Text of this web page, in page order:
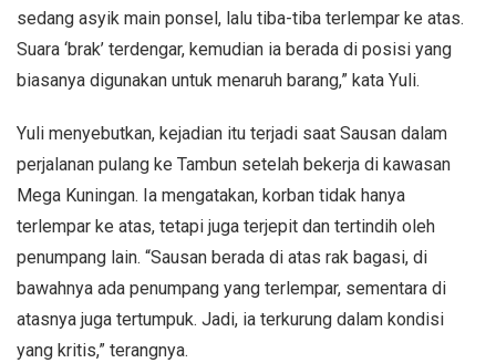
sedang asyik main ponsel, lalu tiba-tiba terlempar ke atas.
Suara ‘brak’ terdengar, kemudian ia berada di posisi yang
biasanya digunakan untuk menaruh barang,” kata Yuli.
Yuli menyebutkan, kejadian itu terjadi saat Sausan dalam
perjalanan pulang ke Tambun setelah bekerja di kawasan
Mega Kuningan. Ia mengatakan, korban tidak hanya
terlempar ke atas, tetapi juga terjepit dan tertindih oleh
penumpang lain. “Sausan berada di atas rak bagasi, di
bawahnya ada penumpang yang terlempar, sementara di
atasnya juga tertumpuk. Jadi, ia terkurung dalam kondisi
yang kritis,” terangnya.